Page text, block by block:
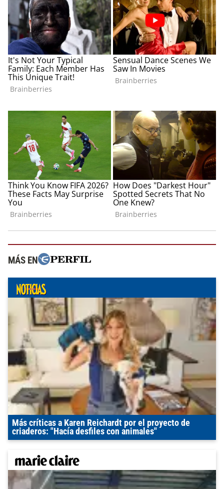
MÁS EN
Más críticas a Karen Reichardt por el proyecto de
criaderos: "Hacía desfiles con animales"